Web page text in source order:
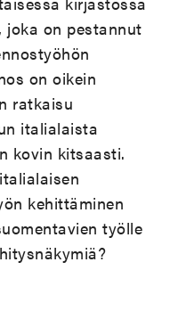
joka on pestannut
on oikein
ratkaisu
italialaista
kovin kitsaasti.
kehittäminen
työlle